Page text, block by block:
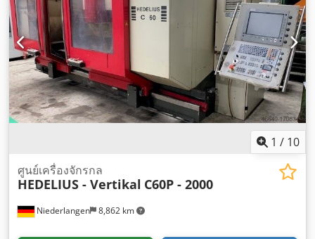
1 / 10
Niederlangen 8,862 km
ศูนย์เครื่องจักรกล
HEDELIUS - Vertikal C60P - 2000